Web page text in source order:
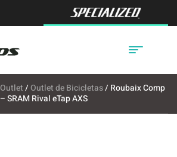
Outlet/ Outlet de Bicicletas/ Roubaix Comp
– SRAM Rival eTap AXS